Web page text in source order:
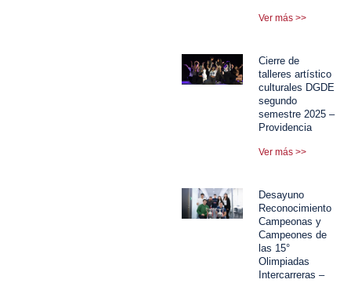
Ver más >>
Cierre de
talleres artístico
culturales DGDE
segundo
semestre 2025 –
Providencia
Ver más >>
Desayuno
Reconocimiento
Campeonas y
Campeones de
las 15°
Olimpiadas
Intercarreras –